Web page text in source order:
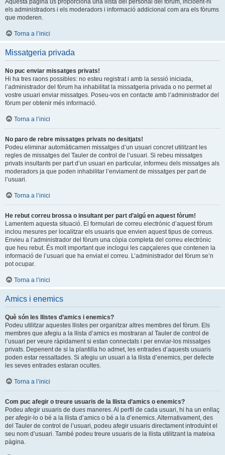
Aquesta pàgina us proporciona una llista del personal del fòrum, incloent-hi
els administradors i els moderadors i informació addicional com ara els fòrums
que moderen.
Torna a l’inici
Missatgeria privada
No puc enviar missatges privats!
Hi ha tres raons possibles: no esteu registrat i amb la sessió iniciada,
l’administrador del fòrum ha inhabilitat la missatgeria privada o no permet al
vostre usuari enviar missatges. Poseu-vos en contacte amb l’administrador del
fòrum per obtenir més informació.
Torna a l’inici
No paro de rebre missatges privats no desitjats!
Podeu eliminar automàticamen missatges d’un usuari concret utilitzant les
regles de missatges del Tauler de control de l’usuari. Si rebeu missatges
privats insultants per part d’un usuari en particular, informeu dels missatges als
moderadors ja que poden inhabilitar l’enviament de missatges per part de
l’usuari.
Torna a l’inici
He rebut correu brossa o insultant per part d’algú en aquest fòrum!
Lamentem aquesta situació. El formulari de correu electrònic d’aquest fòrum
inclou mesures per localitzar els usuaris que envien aquest tipus de correus.
Envieu a l’administrador del fòrum una còpia completa del correu electrònic
que heu rebut. És molt important que inclogui les capçaleres que contenen la
informació de l’usuari que ha enviat el correu. L’administrador del fòrum se’n
pot ocupar.
Torna a l’inici
Amics i enemics
Què són les llistes d’amics i enemics?
Podeu utilitzar aquestes llistes per organitzar altres membres del fòrum. Els
membres que afegiu a la llista d’amics es mostraran al Tauler de control de
l’usuari per veure ràpidament si estan connectats i per enviar-los missatges
privats. Depenent de si la plantilla ho admet, les entrades d’aquests usuaris
poden estar ressaltades. Si afegiu un usuari a la llista d’enemics, per defecte
les seves entrades estaran ocultes.
Torna a l’inici
Com puc afegir o treure usuaris de la llista d’amics o enemics?
Podeu afegir usuaris de dues maneres. Al perfil de cada usuari, hi ha un enllaç
per afegir-lo o bé a la llista d’amics o bé a la d’enemics. Alternativament, des
del Tauler de control de l’usuari, podeu afegir usuaris directament introduïnt el
seu nom d’usuari. També podeu treure usuaris de la llista utilitzant la mateixa
pàgina.